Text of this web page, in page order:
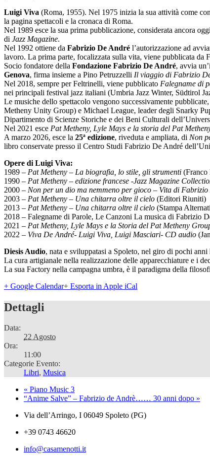
Luigi Viva (Roma, 1955). Nel 1975 inizia la sua attività come
la pagina spettacoli e la cronaca di Roma.
Nel 1989 esce la sua prima pubblicazione, considerata ancora
di Jazz Magazine.
Nel 1992 ottiene da Fabrizio De André l’autorizzazione ad
lavoro. La prima parte, focalizzata sulla vita, viene pubblicata
Socio fondatore della Fondazione Fabrizio De André, avvia
Genova, firma insieme a Pino Petruzzelli Il viaggio di Fabrizio
Nel 2018, sempre per Feltrinelli, viene pubblicato Falegname di
nei principali festival jazz italiani (Umbria Jazz Winter, Südtirol
Le musiche dello spettacolo vengono successivamente
Metheny Unity Group) e Michael League, leader degli Snarky
Dipartimento di Scienze Storiche e dei Beni Culturali
Nel 2021 esce Pat Metheny, Lyle Mays e la storia del Pat
A marzo 2026, esce la 25ª edizione, riveduta e ampliata, di Non
libro conservate presso il Centro Studi Fabrizio De André
Opere di Luigi Viva:
1989 – Pat Metheny – La biografia, lo stile, gli strumenti
1990 – Pat Metheny – edizione francese -Jazz Magazine
2000 – Non per un dio ma nemmeno per gioco – Vita di
2003 – Pat Metheny – Una chitarra oltre il cielo (Editori Riuniti)
2013 – Pat Metheny – Una chitarra oltre il cielo (Stampa
2018 – Falegname di Parole, Le Canzoni La musica di Fabrizio
2021 – Pat Metheny, Lyle Mays e la Storia del Pat Metheny
2022 – Viva De André- Luigi Viva, Luigi Masciari- CD audio
Diesis Audio, nata e sviluppatasi a Spoleto, nel giro di pochi
La cura artigianale nella realizzazione delle apparecchiature e i
La sua Factory nella campagna umbra, è il paradigma della
+ Google Calendar+ Esporta in Apple iCal
Dettagli
Data:
22 Agosto
Ora:
11:00
Categorie Evento:
Libri, Musica
« Piano Music 3
“Anime Salve” – Fabrizio de Andrè…… 30 anni dopo »
Via dell’Arringo, I 06049 Spoleto (PG)
+39 0743 46620
info@casamenotti.it